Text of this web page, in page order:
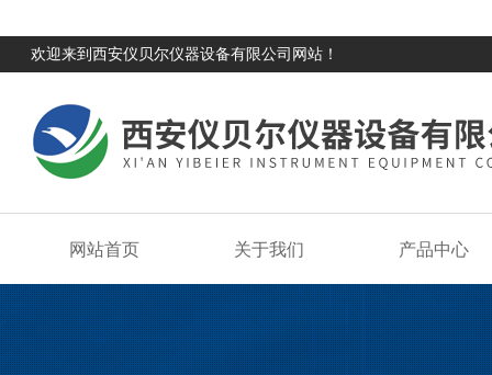
欢迎来到西安仪贝尔仪器设备有限公司网站！
网站首页 关于我们 产品中心